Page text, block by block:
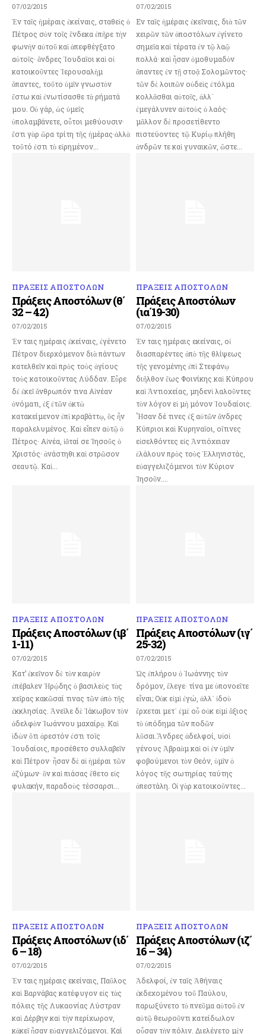
07/02/2015
Ἐν ταῖς ἡμέραις ἐκείναις, σταθεὶς ὁ
Πέτρος σὺν τοῖς ἕνδεκα ἐπῆρε τὴν
φωνὴν αὐτοῦ καὶ ἀπεφθέγξατο
αὐτοῖς· ἄνδρες Ἰουδαῖοι καὶ οἱ
κατοικοῦντες Ἱερουσαλὴμ
ἅπαντες, τοῦτο ὑμῖν γνωστὸν
ἔστω καὶ ἐνωτίσασθε τὰ ρήματά
μου. Οὐ γάρ, ὡς ὑμεῖς
ὑπολαμβάνετε, οὗτοι μεθύουσιν·
ἔστι γὰρ ὥρα τρίτη τῆς ἡμέρας·ἀλλὰ
τοῦτό ἐστι τὸ εἰρημένον...
07/02/2015
Εν ταῖς ἡμέραις ἐκεῖναις, διὰ τῶν
χειρῶν τῶν ἀποστόλων ἐγίνετο
σημεῖα καὶ τέρατα ἐν τῷ λαῷ
πολλά· καὶ ἦσαν ὁμοθυμαδὸν
ἅπαντες ἐν τῇ στοᾷ Σολομῶντος·
τῶν δὲ λοιπῶν οὐδεὶς ἐτόλμα
κολλᾶσθαι αὐτοῖς, ἀλλ᾿
ἐμεγάλυνεν αὐτοὺς ὁ λαός·
μᾶλλον δὲ προσετίθεντο
πιστεύοντες τῷ Κυρίῳ πλήθη
ἀνδρῶν τε καὶ γυναικῶν, ὥστε...
ΠΡΑΞΕΙΣ ΑΠΟΣΤΟΛΩΝ
Πράξεις Αποστόλων (θ΄
32 – 42)
07/02/2015
Ἐν ταις ημέραις ἐκείναις, ἐγένετο
Πέτρον διερχόμενον διὰ πάντων
κατελθεῖν καὶ πρὸς τοὺς ἁγίους
τοὺς κατοικοῦντας Λύδδαν. Εὗρε
δὲ ἐκεῖ ἄνθρωπόν τινα Αἰνέαν
ὀνόματι, ἐξ ἐτῶν ὀκτὼ
κατακείμενον ἐπὶ κραβάττῳ, ὃς ἦν
παραλελυμένος. Καὶ εἶπεν αὐτῷ ὁ
Πέτρος· Αἰνέα, ἰᾶταί σε Ἰησοῦς ὁ
Χριστός· ἀνάστηθι καὶ στρῶσον
σεαυτῷ. Καὶ...
ΠΡΑΞΕΙΣ ΑΠΟΣΤΟΛΩΝ
Πράξεις Αποστόλων
(ια΄19-30)
07/02/2015
Ἐν ταις ημέραις εκείναις, οἱ
διασπαρέντες ἀπὸ τῆς θλίψεως
τῆς γενομένης ἐπὶ Στεφάνῳ
διῆλθον ἕως Φοινίκης καὶ Κύπρου
καὶ Ἀντιοχείας, μηδενὶ λαλοῦντες
τὸν λόγον εἰ μὴ μόνον Ἰουδαίοις.
Ἦσαν δέ τινες ἐξ αὐτῶν ἄνδρες
Κύπριοι καὶ Κυρηναῖοι, οἵτινες
εἰσελθόντες εἰς Ἀντιόχειαν
ἐλάλουν πρὸς τοὺς Ἑλληνιστάς,
εὐαγγελιζόμενοι τὸν Κύριον
Ἰησοῦν....
ΠΡΑΞΕΙΣ ΑΠΟΣΤΟΛΩΝ
Πράξεις Αποστόλων (ιβ΄
1-11)
07/02/2015
Κατ’ ἐκεῖνον δὲ τὸν καιρὸν
ἐπέβαλεν Ἡρῴδης ὁ βασιλεὺς τὰς
χεῖρας κακῶσαί τινας τῶν ἀπὸ τῆς
ἐκκλησίας. Ἀνεῖλε δὲ Ἰάκωβον τὸν
ἀδελφὸν Ἰωάννου μαχαίρᾳ. Καὶ
ἰδὼν ὅτι ἀρεστόν ἐστι τοῖς
Ἰουδαίοις, προσέθετο συλλαβεῖν
καὶ Πέτρον· ἦσαν δὲ αἱ ἡμέραι τῶν
ἀζύμων· ὃν καὶ πιάσας ἔθετο εἰς
φυλακήν, παραδοὺς τέσσαρσι...
ΠΡΑΞΕΙΣ ΑΠΟΣΤΟΛΩΝ
Πράξεις Αποστόλων (ιγ΄
25-32)
07/02/2015
Ὡς ἐπλήρου ὁ Ἰωάννης τὸν
δρόμον, ἔλεγε· τίνα με ὑπονοεῖτε
εἶναι; Οὐκ εἰμὶ ἐγώ, ἀλλ᾿ ἰδοὺ
ἔρχεται μετ᾿ ἐμὲ οὗ οὐκ εἰμὶ ἄξιος
τὸ ὑπόδημα τῶν ποδῶν
λῦσαι.Ἄνδρες ἀδελφοί, υἱοὶ
γένους Ἀβραὰμ καὶ οἱ ἐν ὑμῖν
φοβούμενοι τὸν Θεόν, ὑμῖν ὁ
λόγος τῆς σωτηρίας ταύτης
ἀπεστάλη. Οἱ γὰρ κατοικοῦντες...
ΠΡΑΞΕΙΣ ΑΠΟΣΤΟΛΩΝ
Πράξεις Αποστόλων (ιδ΄
6 – 18)
07/02/2015
Ἐν ταις ημέραις εκείναις, Παῦλος
καὶ Βαρνάβας κατέφυγον εἰς τὰς
πόλεις τῆς Λυκαονίας Λύστραν
καὶ Δέρβην καὶ τὴν περίχωρον,
κἀκεῖ ἦσαν εὐαγγελιζόμενοι. Καί
ΠΡΑΞΕΙΣ ΑΠΟΣΤΟΛΩΝ
Πράξεις Αποστόλων (ιζ΄
16 – 34)
07/02/2015
Ἀδελφοί, ἐν ταῖς Ἀθήναις
ἐκδεχομένου τοῦ Παύλου,
παρωξύνετο τὸ πνεῦμα αὐτοῦ ἐν
αὐτῷ θεωροῦντι κατείδωλον
οὖσαν τὴν πόλιν. Διελέγετο μὲν